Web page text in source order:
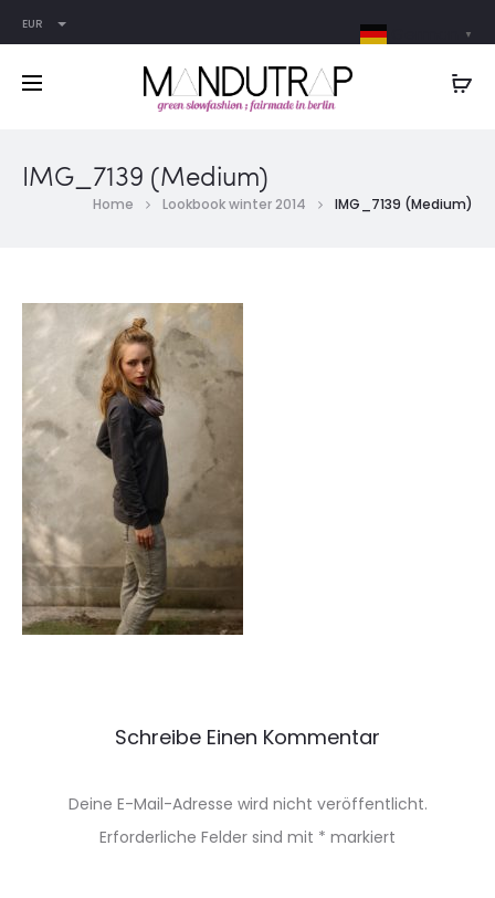
EUR
IMG_7139 (Medium)
Home Lookbook winter 2014 IMG_7139 (Medium)
Schreibe Einen Kommentar
Deine E-Mail-Adresse wird nicht veröffentlicht.
Erforderliche Felder sind mit * markiert
▼